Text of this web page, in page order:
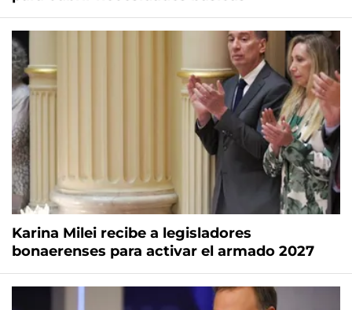
Karina Milei recibe a legisladores
bonaerenses para activar el armado 2027